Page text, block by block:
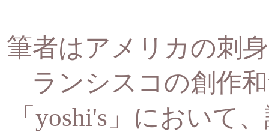
筆者はアメリカの刺
ランシスコの創作
「yoshi's」において、